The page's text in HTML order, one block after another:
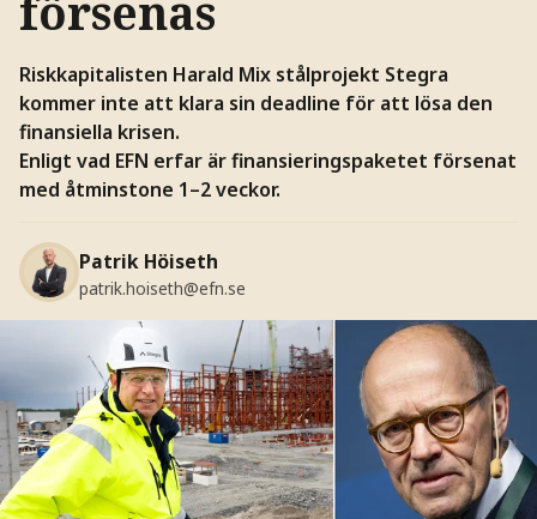
försenas
Riskkapitalisten Harald Mix stålprojekt Stegra
kommer inte att klara sin deadline för att lösa den
finansiella krisen.
Enligt vad EFN erfar är finansieringspaketet försenat
med åtminstone 1–2 veckor.
Patrik Höiseth
patrik.hoiseth@efn.se